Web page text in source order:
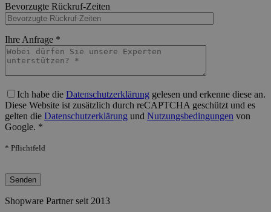
Bevorzugte Rückruf-Zeiten
Ihre Anfrage *
Ich habe die Datenschutzerklärung gelesen und erkenne diese an.
Diese Website ist zusätzlich durch reCAPTCHA geschützt und es
gelten die Datenschutzerklärung und Nutzungsbedingungen von
Google. *
* Pflichtfeld
Shopware Partner seit 2013